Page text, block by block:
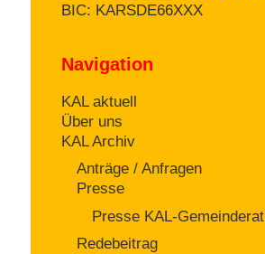
BIC: KARSDE66XXX
Navigation
KAL aktuell
Über uns
KAL Archiv
Anträge / Anfragen
Presse
Presse KAL-Gemeinderat
Redebeitrag